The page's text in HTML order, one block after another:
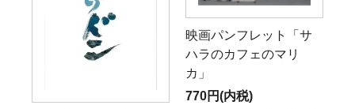
映画パンフレット「サ
ハラのカフェのマリ
カ」
770円(内税)